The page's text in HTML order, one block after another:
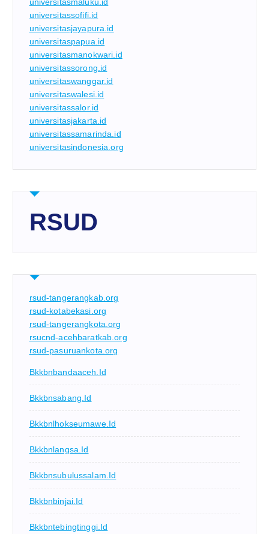
universitassofifi.id
universitasjayapura.id
universitaspapua.id
universitasmanokwari.id
universitassorong.id
universitaswanggar.id
universitaswalesi.id
universitassalor.id
universitasjakarta.id
universitassamarinda.id
universitasindonesia.org
RSUD
rsud-tangerangkab.org
rsud-kotabekasi.org
rsud-tangerangkota.org
rsucnd-acehbaratkab.org
rsud-pasuruankota.org
Bkkbnbandaaceh.id
Bkkbnsabang.id
Bkkbnlhokseumawe.id
Bkkbnlangsa.id
Bkkbnsubulussalam.id
Bkkbnbinjai.id
Bkkbntebingtinggi.id